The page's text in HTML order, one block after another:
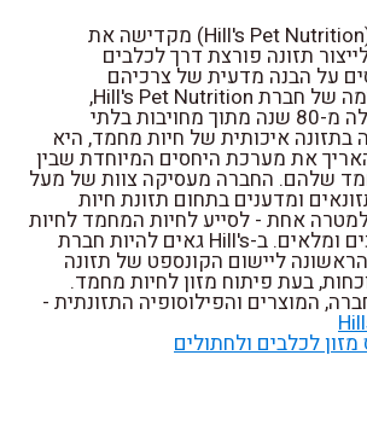
הילס פט נוטרישן (Hill's Pet Nutrition) מקדישה את
תזונה פורצת דרך לכלבים
על הבנה מדעית של צרכיהם
הספציפיים. המשימה של חברת Hill's Pet Nutrition,
שנוסדה לפני למעלה מ-80 שנה מתוך מחויבות בלתי
איכותית של חיות מחמד, היא
את מערכת היחסים המיוחדת שבין
שלהם. החברה מעסיקה צוות של מעל
תזונאים ומדענים בתחום תזונת חיות
אחת - לסייע לחיות המחמד לחיות
חיים בריאים, ארוכים ומלאים. ב-Hill's גאים להיות חברת
ליישום הקונספט של תזונה
בעת פיתוח מזון לחיות מחמד.
המוצרים והפילוסופיה התזונתית -
מזון לכלבים ולחתולים